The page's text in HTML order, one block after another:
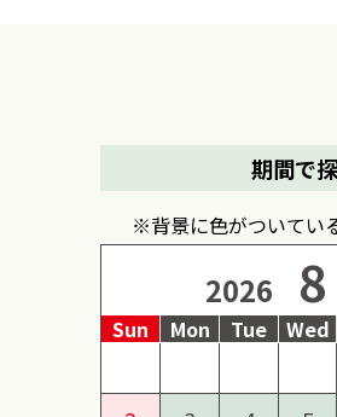
期間で
※背景に色がついてい
2026 8
Sun Mon Tue Wed